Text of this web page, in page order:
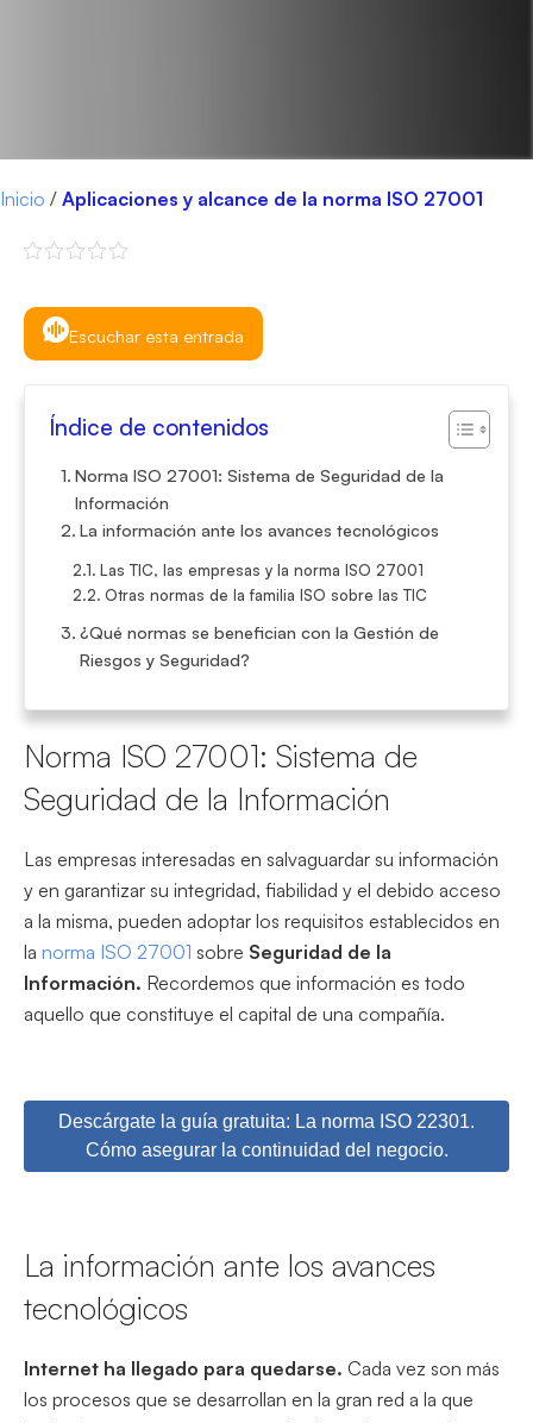
Inicio / Aplicaciones y alcance de la norma ISO 27001
Escuchar esta entrada
Índice de contenidos
Norma ISO 27001: Sistema de Seguridad de la
Información
La información ante los avances tecnológicos
Las TIC, las empresas y la norma ISO 27001
Otras normas de la familia ISO sobre las TIC
¿Qué normas se benefician con la Gestión de
Riesgos y Seguridad?
Norma ISO 27001: Sistema de
Seguridad de la Información
Las empresas interesadas en salvaguardar su información
y en garantizar su integridad, fiabilidad y el debido acceso
a la misma, pueden adoptar los requisitos establecidos en
la norma ISO 27001 sobre Seguridad de la
Información. Recordemos que información es todo
aquello que constituye el capital de una compañía.
Descárgate la guía gratuita: La norma ISO 22301.
Cómo asegurar la continuidad del negocio.
La información ante los avances
tecnológicos
Internet ha llegado para quedarse. Cada vez son más
los procesos que se desarrollan en la gran red a la que